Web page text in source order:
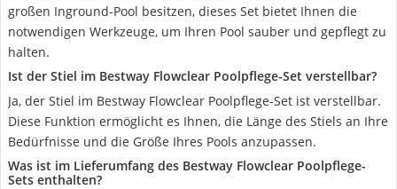
großen Inground-Pool besitzen, dieses Set bietet Ihnen die
notwendigen Werkzeuge, um Ihren Pool sauber und gepflegt zu
halten.
Ist der Stiel im Bestway Flowclear Poolpflege-Set verstellbar?
Ja, der Stiel im Bestway Flowclear Poolpflege-Set ist verstellbar.
Diese Funktion ermöglicht es Ihnen, die Länge des Stiels an Ihre
Bedürfnisse und die Größe Ihres Pools anzupassen.
Was ist im Lieferumfang des Bestway Flowclear Poolpflege-
Sets enthalten?